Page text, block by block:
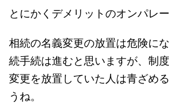
とにかくデメリットのオンパレ
相続の名義変更の放置は危険に
続手続は進むと思いますが、制
変更を放置していた人は青ざめ
うね。